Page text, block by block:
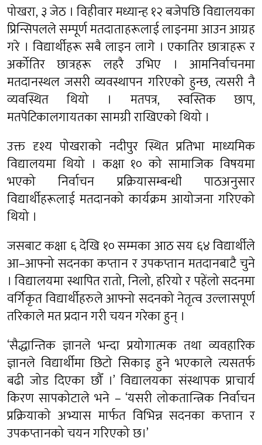
पोखरा, ३ जेठ । विहीवार मध्यान्ह १२ बजेपछि विद्यालयका
प्रिन्सिपलले सम्पूर्ण मतदाताहरूलाई लाइनमा आउन आग्रह
गरे । विद्यार्थीहरू सबै लाइन लागे । एकातिर छात्राहरू र
अर्कोतिर छात्रहरू लहरै उभिए । आमनिर्वाचनमा
मतदानस्थल जसरी व्यवस्थापन गरिएको हुन्छ, त्यसरी नै
व्यवस्थित थियो । मतपत्र, स्वस्तिक छाप,
मतपेटिकालगायतका सामग्री राखिएको थियो ।
उक्त दृश्य पोखराको नदीपुर स्थित प्रतिभा माध्यमिक
विद्यालयमा थियो । कक्षा १० को सामाजिक विषयमा
भएको निर्वाचन प्रक्रियासम्बन्धी पाठअनुसार
विद्यार्थीहरूलाई मतदानको कार्यक्रम आयोजना गरिएको
थियो ।
जसबाट कक्षा ६ देखि १० सम्मका आठ सय ६४ विद्यार्थीले
आ–आफ्नो सदनका कप्तान र उपकप्तान मतदानबाटै चुने
। विद्यालयमा स्थापित रातो, निलो, हरियो र पहेंलो सदनमा
वर्गिकृत विद्यार्थीहरुले आफ्नो सदनको नेतृत्व उल्लासपूर्ण
तरिकाले मत प्रदान गरी चयन गरेका हुन् ।
‘सैद्धान्तिक ज्ञानले भन्दा प्रयोगात्मक तथा व्यवहारिक
ज्ञानले विद्यार्थीमा छिटो सिकाइ हुने भएकाले त्यसतर्फ
बढी जोड दिएका छौँ ।’ विद्यालयका संस्थापक प्राचार्य
किरण सापकोटाले भने – ‘यसरी लोकतान्त्रिक निर्वाचन
प्रक्रियाको अभ्यास मार्फत विभिन्न सदनका कप्तान र
उपकप्तानको चयन गरिएको छ।’